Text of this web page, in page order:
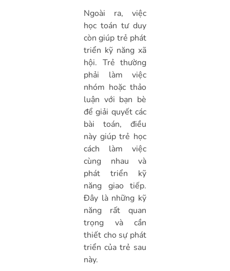
Ngoài ra, việc
học toán tư duy
còn giúp trẻ phát
triển kỹ năng xã
hội. Trẻ thường
phải làm việc
nhóm hoặc thảo
luận với bạn bè
để giải quyết các
bài toán, điều
này giúp trẻ học
cách làm việc
cùng nhau và
phát triển kỹ
năng giao tiếp.
Đây là những kỹ
năng rất quan
trọng và cần
thiết cho sự phát
triển của trẻ sau
này.